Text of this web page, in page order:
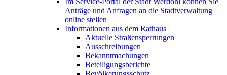
Anträge und Anfragen an die Stadtverwaltung
online stellen
Informationen aus dem Rathaus
Aktuelle Straßensperrungen
Ausschreibungen
Bekanntmachungen
Beteiligungsberichte